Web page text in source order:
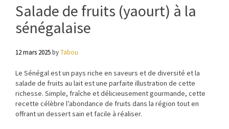
Salade de fruits (yaourt) à la
sénégalaise
12 mars 2025byTabou
Le Sénégal est un pays riche en saveurs et de diversité et la
salade de fruits au lait est une parfaite illustration de cette
richesse. Simple, fraîche et délicieusement gourmande, cette
recette célèbre l’abondance de fruits dans la région tout en
offrant un dessert sain et facile à réaliser.